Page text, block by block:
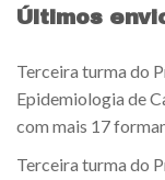
Últimos
Terceira turma do
Epidemiologia de
com mais 17
Terceira turma do